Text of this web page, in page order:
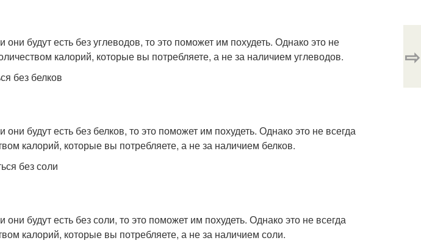
будут есть без углеводов, то это поможет им похудеть. Однако это не
калорий, которые вы потребляете, а не за наличием углеводов.
без белков
будут есть без белков, то это поможет им похудеть. Однако это не всегда
калорий, которые вы потребляете, а не за наличием белков.
без соли
будут есть без соли, то это поможет им похудеть. Однако это не всегда
калорий, которые вы потребляете, а не за наличием соли.
⇨